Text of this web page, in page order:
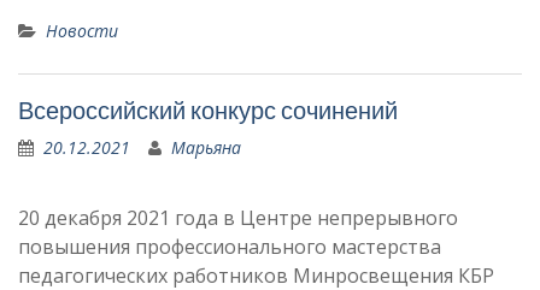
Новости
Всероссийский конкурс сочинений
20.12.2021 Марьяна
20 декабря 2021 года в Центре непрерывного
повышения профессионального мастерства
педагогических работников Минросвещения КБР